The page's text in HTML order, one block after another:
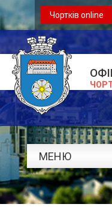
Чортків online
МЕНЮ